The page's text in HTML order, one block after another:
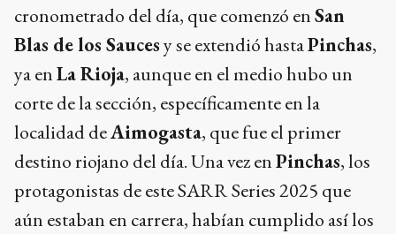
cronometrado del día, que comenzó enSan
Blas de los Saucesy se extendió hastaPinchas,
ya enLa Rioja, aunque en el medio hubo un
corte de la sección, específicamente en la
localidad deAimogasta, que fue el primer
destino riojano del día. Una vez enPinchas, los
protagonistas de este SARR Series 2025 que
aún estaban en carrera, habían cumplido así los